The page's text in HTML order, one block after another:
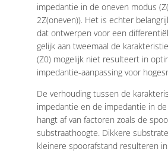
impedantie in de oneven modus
2Z(oneven)). Het is echter
dat ontwerpen voor een
gelijk aan tweemaal de
(Z0) mogelijk niet resulteert in
impedantie-aanpassing voor
De verhouding tussen de
impedantie en de impedantie in
hangt af van factoren zoals de
substraathoogte. Dikkere
kleinere spoorafstand resulteren